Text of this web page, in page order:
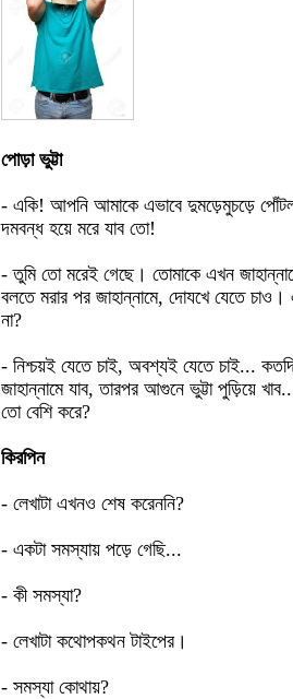
পোড়া ভুট্টা
- একি! আপনি আমাকে এভাবে দুমড়েমুচড়ে
দমবন্ধ হয়ে মরে যাব তো!
- তুমি তো মরেই গেছে। তোমাকে এখন
বলতে মরার পর জাহান্নামে, দোযখে যেতে
না?
- নিশ্চয়ই যেতে চাই, অবশ্যই যেতে চাই...
জাহান্নামে যাব, তারপর আগুনে ভুট্টা পুড়িয়ে
তো বেশি করে?
কিরপিন
- লেখাটা এখনও শেষ করেননি?
- একটা সমস্যায় পড়ে গেছি...
- কী সমস্যা?
- লেখাটা কথোপকথন টাইপের।
- সমস্যা কোথায়?